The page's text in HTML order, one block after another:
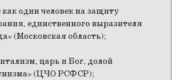
один человек на защиту
единственного выразителя
(Московская область);
царь и Бог, долой
(ЦЧО РСФСР);